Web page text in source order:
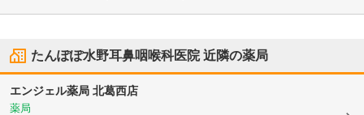
たんぽぽ水野耳鼻咽喉科医院近隣の薬局
エンジェル薬局 北葛西店
薬局